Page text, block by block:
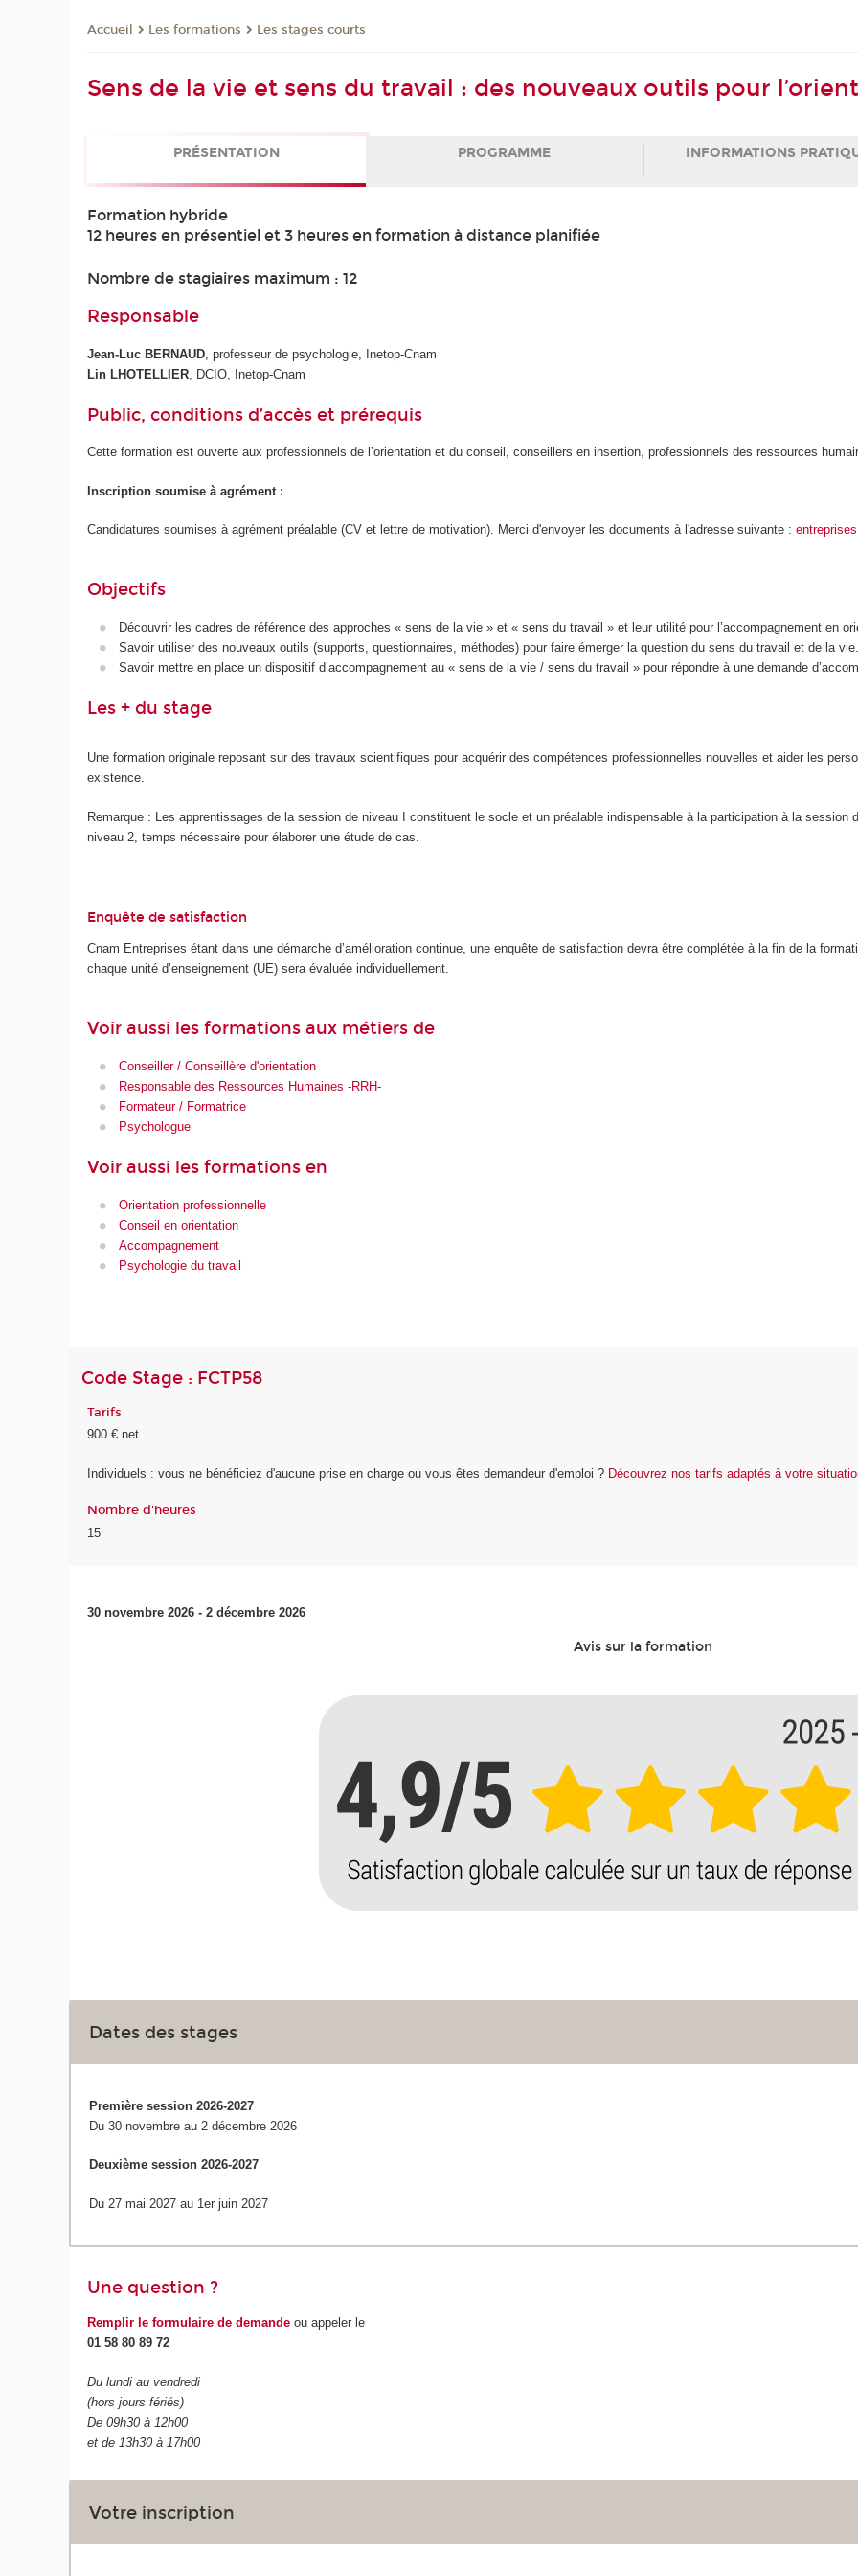
Accueil Les formations Les stages courts
Sens de la vie et sens du travail : des nouveaux outils pour
PRÉSENTATION PROGRAMME INFORMATIONS
Formation hybride
12 heures en présentiel et 3 heures en formation à distance planifiée
Nombre de stagiaires maximum : 12
Responsable
Jean-Luc BERNAUD , professeur de psychologie, Inetop-Cnam
Lin LHOTELLIER , DCIO, Inetop-Cnam
Public, conditions d’accès et prérequis
Cette formation est ouverte aux professionnels de l’orientation et du conseil, conseillers en insertion, professionnels des ressources
Inscription soumise à agrément :
Candidatures soumises à agrément préalable (CV et lettre de motivation). Merci d'envoyer les documents à l'adresse suivante :
Objectifs
Découvrir les cadres de référence des approches « sens de la vie » et « sens du travail » et leur utilité pour l’accompagnement en
Savoir utiliser des nouveaux outils (supports, questionnaires, méthodes) pour faire émerger la question du sens du travail et de la vie.
Savoir mettre en place un dispositif d’accompagnement au « sens de la vie / sens du travail » pour répondre à une demande
Les + du stage
Une formation originale reposant sur des travaux scientifiques pour acquérir des compétences professionnelles nouvelles et aider les
existence.
Remarque : Les apprentissages de la session de niveau I constituent le socle et un préalable indispensable à la participation à la
niveau 2, temps nécessaire pour élaborer une étude de cas.
Enquête de satisfaction
Cnam Entreprises étant dans une démarche d’amélioration continue, une enquête de satisfaction devra être complétée à la fin de la
chaque unité d’enseignement (UE) sera évaluée individuellement.
Voir aussi les formations aux métiers de
Conseiller / Conseillère d'orientation
Responsable des Ressources Humaines -RRH-
Formateur / Formatrice
Psychologue
Voir aussi les formations en
Orientation professionnelle
Conseil en orientation
Accompagnement
Psychologie du travail
Code Stage : FCTP58
Tarifs
900 € net
Individuels : vous ne bénéficiez d'aucune prise en charge ou vous êtes demandeur d'emploi ? Découvrez nos tarifs adaptés à votre
Nombre d'heures
15
30 novembre 2026 - 2 décembre 2026
Avis sur la formation
Dates des stages
Première session 2026-2027
Du 30 novembre au 2 décembre 2026
Deuxième session 2026-2027
Du 27 mai 2027 au 1er juin 2027
Une question ?
Remplir le formulaire de demande ou appeler le
01 58 80 89 72
Du lundi au vendredi
(hors jours fériés)
De 09h30 à 12h00
et de 13h30 à 17h00
Votre inscription